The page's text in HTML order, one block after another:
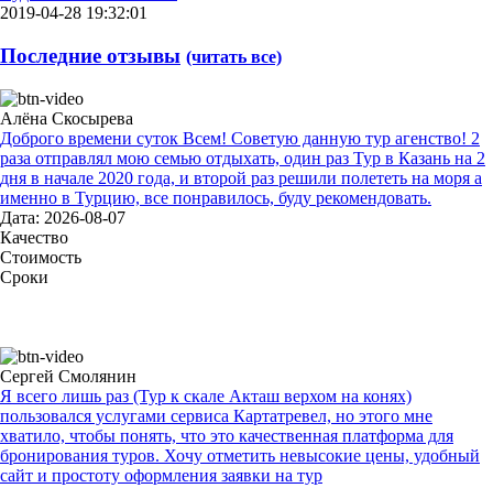
2019-04-28 19:32:01
Последние отзывы (читать все)
Алёна Скосырева
Доброго времени суток Всем! Советую данную тур агенство! 2
раза отправлял мою семью отдыхать, один раз Тур в Казань на 2
дня в начале 2020 года, и второй раз решили полететь на моря а
именно в Турцию, все понравилось, буду рекомендовать.
Дата: 2026-08-07
Качество
Стоимость
Сроки
Сергей Смолянин
Я всего лишь раз (Тур к скале Акташ верхом на конях)
пользовался услугами сервиса Картатревел, но этого мне
хватило, чтобы понять, что это качественная платформа для
бронирования туров. Хочу отметить невысокие цены, удобный
сайт и простоту оформления заявки на тур